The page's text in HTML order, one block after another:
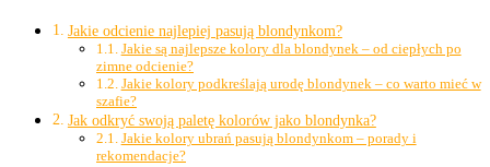
Jakie odcienie najlepiej pasują blondynkom?
Jakie są najlepsze kolory dla blondynek – od ciepłych po
zimne odcienie?
Jakie kolory podkreślają urodę blondynek – co warto mieć w
szafie?
Jak odkryć swoją paletę kolorów jako blondynka?
Jakie kolory ubrań pasują blondynkom – porady i
rekomendacje?